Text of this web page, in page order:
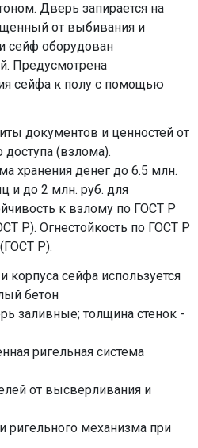
Дверь запирается на
от выбивания и
сейф оборудован
Предусмотрена
сейфа к полу с помощью
документов и ценностей от
доступа (взлома).
хранения денег до 6.5 млн.
и до 2 млн. руб. для
к взлому по ГОСТ Р
Р). Огнестойкость по ГОСТ Р
Р).
корпуса сейфа используется
бетон
заливные; толщина стенок -
ригельная система
от высверливания и
ригельного механизма при